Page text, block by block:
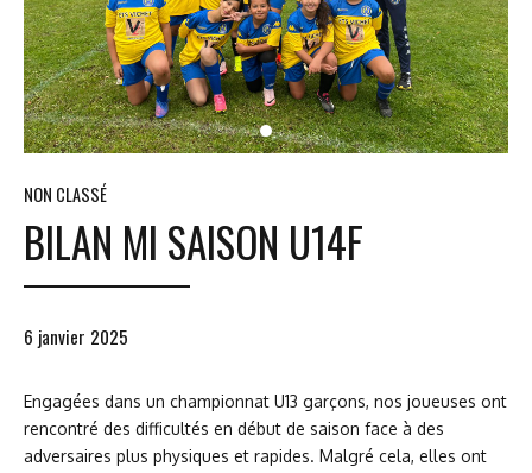
NON CLASSÉ
BILAN MI SAISON U14F
6 janvier 2025
Engagées dans un championnat U13 garçons, nos joueuses ont
rencontré des difficultés en début de saison face à des
adversaires plus physiques et rapides. Malgré cela, elles ont